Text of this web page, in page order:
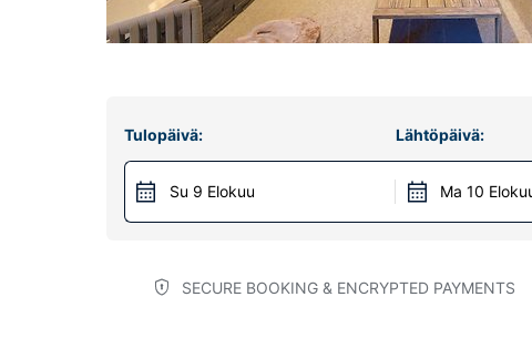
Tulopäivä:
Su 9 Elokuu
Lähtöpäivä:
Ma 10
SECURE BOOKING & ENCRYPTED PAYMENTS